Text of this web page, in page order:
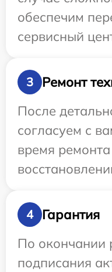
обеспечим
сервисный
3
Ремонт
После
согласуем с
время
4
Гарантия
По окончании
подписания